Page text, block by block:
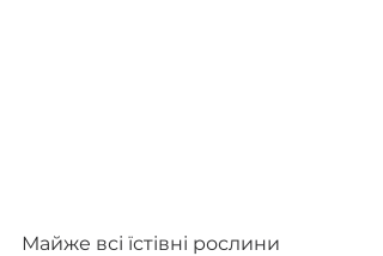
Майже всі їстівні рослини